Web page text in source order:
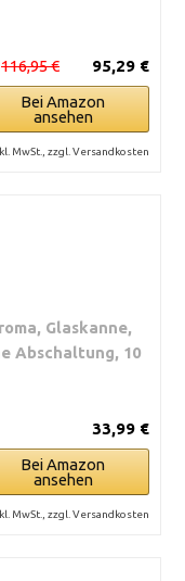
95,29 €
116,95 €
Bei Amazon
ansehen
MwSt., zzgl. Versandkosten
Glaskanne,
Abschaltung, 10
33,99 €
Bei Amazon
ansehen
MwSt., zzgl. Versandkosten